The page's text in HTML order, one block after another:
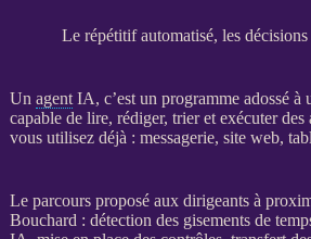
Le répétitif automatisé, les
Un agent IA, c’est un programme adossé à
capable de lire, rédiger, trier et exécuter
vous utilisez déjà : messagerie, site web,
Le parcours proposé aux dirigeants à
Bouchard : détection des gisements de